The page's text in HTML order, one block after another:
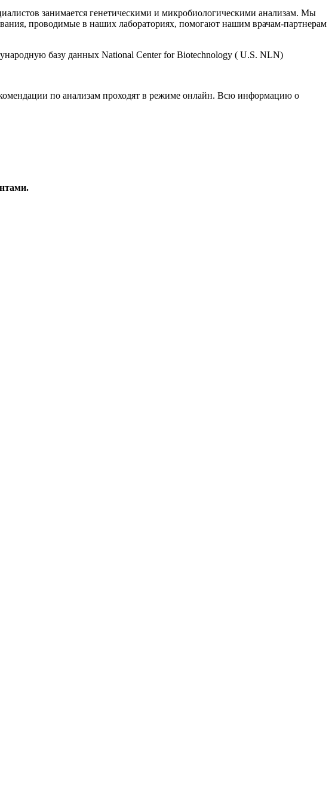
занимается генетическими и микробиологическими анализам. Мы
проводимые в наших лабораториях, помогают нашим врачам-партнерам
базу данных National Center for Biotechnology ( U.S. NLN)
по анализам проходят в режиме онлайн. Всю информацию о